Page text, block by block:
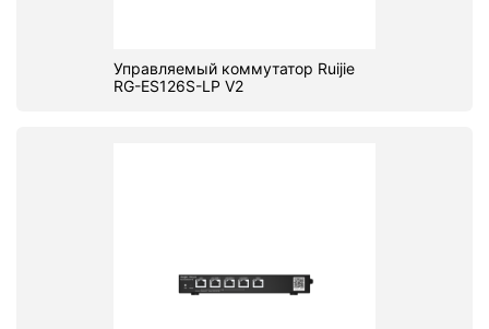
Управляемый коммутатор Ruijie
RG-ES126S-LP V2